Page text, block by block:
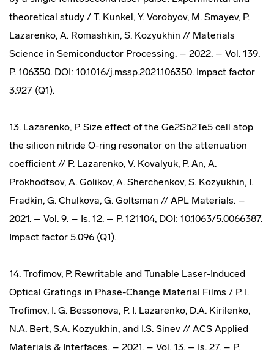
theoretical study / T. Kunkel, Y. Vorobyov, M. Smayev, P.
Lazarenko, A. Romashkin, S. Kozyukhin // Materials
Science in Semiconductor Processing. – 2022. – Vol. 139.
P. 106350. DOI: 10.1016/j.mssp.2021.106350. Impact factor
3.927 (Q1).
13. Lazarenko, P. Size effect of the Ge2Sb2Te5 cell atop
the silicon nitride O-ring resonator on the attenuation
coefficient // P. Lazarenko, V. Kovalyuk, P. An, A.
Prokhodtsov, A. Golikov, A. Sherchenkov, S. Kozyukhin, I.
Fradkin, G. Chulkova, G. Goltsman // APL Materials. –
2021. – Vol. 9. – Is. 12. – P. 121104, DOI: 10.1063/5.0066387.
Impact factor 5.096 (Q1).
14. Trofimov, P. Rewritable and Tunable Laser-Induced
Optical Gratings in Phase-Change Material Films / P. I.
Trofimov, I. G. Bessonova, P. I. Lazarenko, D.A. Kirilenko,
N.A. Bert, S.A. Kozyukhin, and I.S. Sinev // ACS Applied
Materials & Interfaces. – 2021. – Vol. 13. – Is. 27. – P.